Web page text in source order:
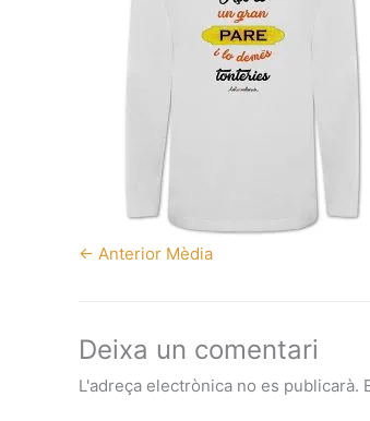
← Anterior Mèdia
Deixa un comentari
L'adreça electrònica no es publicarà.